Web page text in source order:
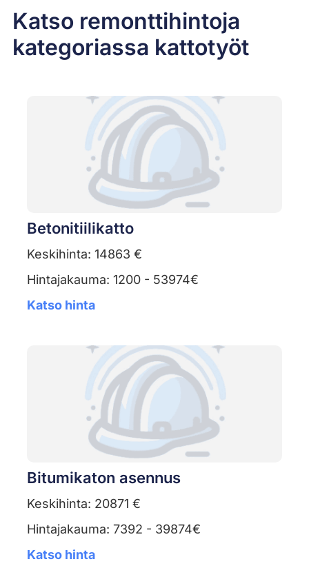
Katso remonttihintoja
kategoriassa kattotyöt
Betonitiilikatto
Keskihinta: 14863 €
Hintajakauma: 1200 - 53974€
Katso hinta
Bitumikaton asennus
Keskihinta: 20871 €
Hintajakauma: 7392 - 39874€
Katso hinta